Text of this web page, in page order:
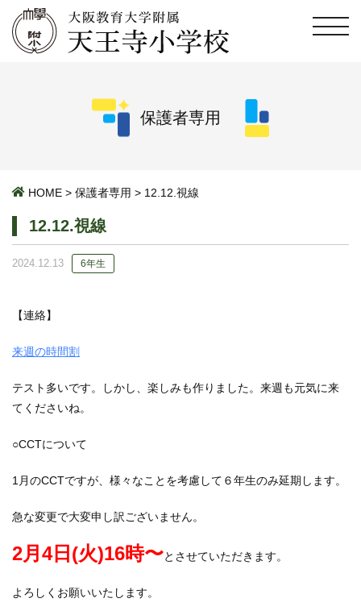
保護者専用
HOME > 保護者専用 > 12.12.視線
12.12.視線
2024.12.13 6年生
【連絡】
来週の時間割
テスト多いです。しかし、楽しみも作りました。来週も元気に来
てくださいね。
○CCTについて
1月のCCTですが、様々なことを考慮して６年生のみ延期します。
急な変更で大変申し訳ございません。
2月4日(火)16時〜とさせていただきます。
よろしくお願いいたします。